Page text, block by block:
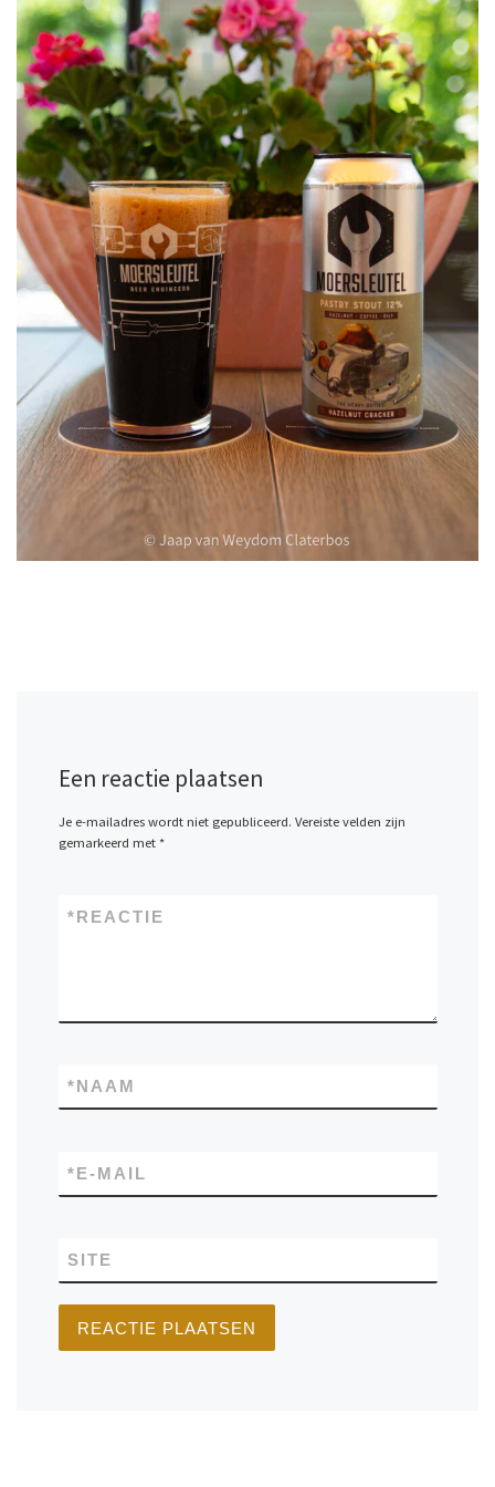
Een reactie plaatsen
Je e-mailadres wordt niet gepubliceerd. Vereiste velden zijn
gemarkeerd met *
REACTIE
*
NAAM
*
E-MAIL
*
SITE